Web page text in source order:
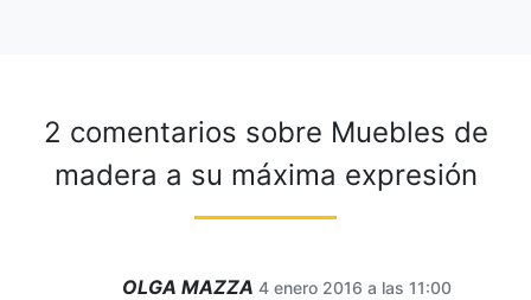
2 comentarios sobre Muebles de
madera a su máxima expresión
OLGA MAZZA 4 enero 2016 a las 11:00